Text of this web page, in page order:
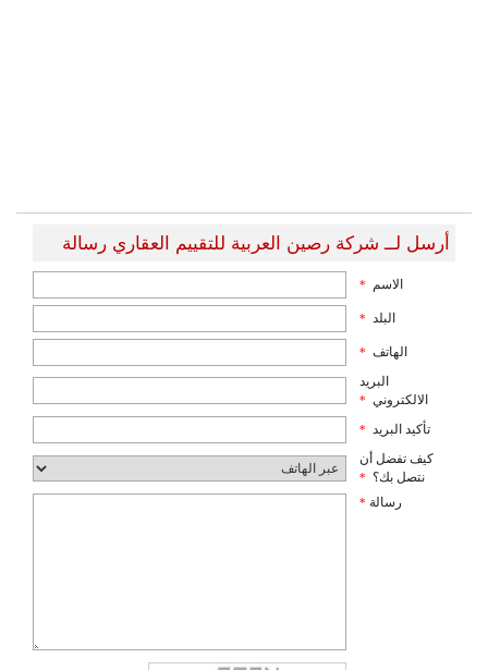
أرسل لــ شركة رصين العربية للتقييم العقاري رسالة
الاسم *
البلد *
الهاتف *
البريد
الالكتروني *
تأكيد البريد *
كيف تفضل أن
نتصل بك؟ *
رسالة *